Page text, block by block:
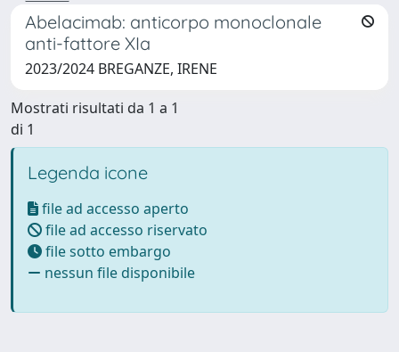
Abelacimab: anticorpo monoclonale
anti-fattore XIa
2023/2024 BREGANZE, IRENE
Mostrati risultati da 1 a 1
di 1
Legenda icone
file ad accesso aperto
file ad accesso riservato
file sotto embargo
nessun file disponibile